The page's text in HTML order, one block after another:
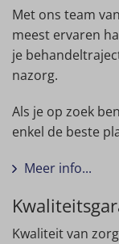
Met ons team
meest ervaren
je
nazorg.
Als je op zoek
enkel de beste
Meer info...
Kwaliteit van